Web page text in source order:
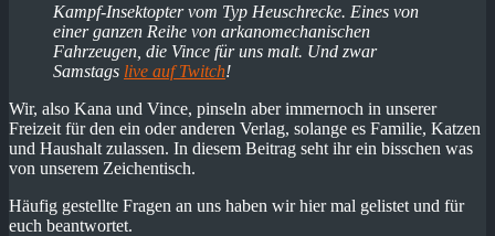
Kampf-Insektopter vom Typ Heuschrecke. Eines von
einer ganzen Reihe von arkanomechanischen
Fahrzeugen, die Vince für uns malt. Und zwar
Samstags live auf Twitch!
Wir, also Kana und Vince, pinseln aber immernoch in unserer
Freizeit für den ein oder anderen Verlag, solange es Familie, Katzen
und Haushalt zulassen. In diesem Beitrag seht ihr ein bisschen was
von unserem Zeichentisch.
Häufig gestellte Fragen an uns haben wir hier mal gelistet und für
euch beantwortet.